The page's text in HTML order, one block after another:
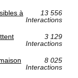
à
13 556
Interactions
3 129
Interactions
8 025
Interactions